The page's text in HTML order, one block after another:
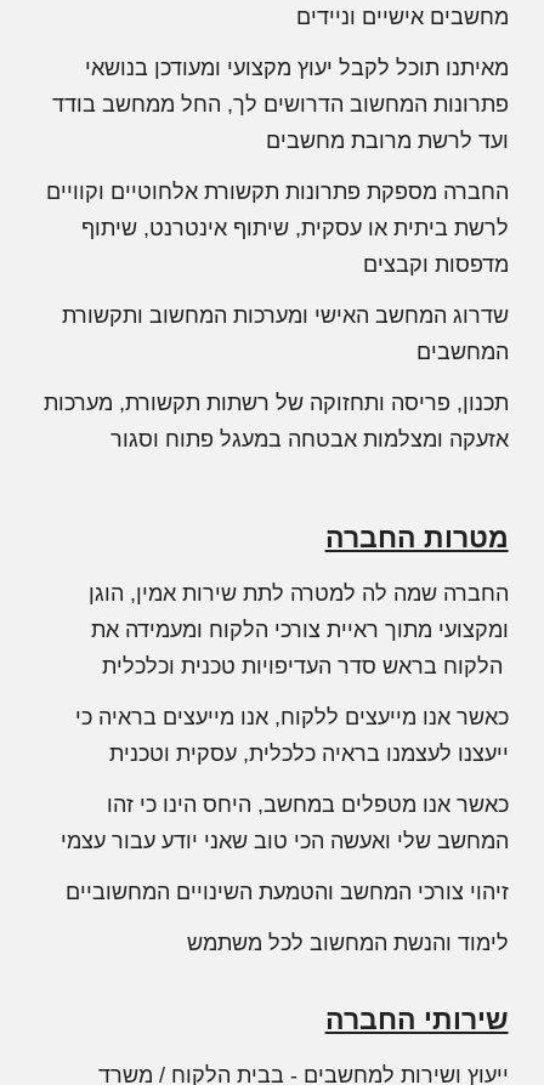
מחשבים אישיים וניידים
מאיתנו תוכל לקבל יעוץ מקצועי ומעודכן בנושאי
פתרונות המחשוב הדרושים לך, החל ממחשב בודד
ועד לרשת מרובת מחשבים
החברה מספקת פתרונות תקשורת אלחוטיים וקוויים
לרשת ביתית או עסקית, שיתוף אינטרנט, שיתוף
מדפסות וקבצים
שדרוג המחשב האישי ומערכות המחשוב ותקשורת
המחשבים
תכנון, פריסה ותחזוקה של רשתות תקשורת, מערכות
אזעקה ומצלמות אבטחה במעגל פתוח וסגור
מטרות החברה
החברה שמה לה למטרה לתת שירות אמין, הוגן
ומקצועי מתוך ראיית צורכי הלקוח ומעמידה את
הלקוח בראש סדר העדיפויות טכנית וכלכלית
כאשר אנו מייעצים ללקוח, אנו מייעצים בראיה כי
ייעצנו לעצמנו בראיה כלכלית, עסקית וטכנית
כאשר אנו מטפלים במחשב, היחס הינו כי זהו
המחשב שלי ואעשה הכי טוב שאני יודע עבור עצמי
זיהוי צורכי המחשב והטמעת השינויים המחשוביים
לימוד והנשת המחשוב לכל משתמש
שירותי החברה
ייעוץ ושירות למחשבים - בבית הלקוח / משרד